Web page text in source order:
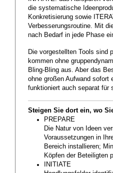
die systematische
Konkretisierung sowie
Verbesserungsroutine. Mit
nach Bedarf in jede Phase
Die vorgestellten Tools sind
kommen ohne
Bling-Bling aus. Aber das
ohne großen Aufwand sofort
funktioniert auch separat für
Steigen Sie dort ein, wo
PREPARE
Die Natur von Ideen
Voraussetzungen in
Bereich installieren;
Köpfen der Beteiligten
INITIATE